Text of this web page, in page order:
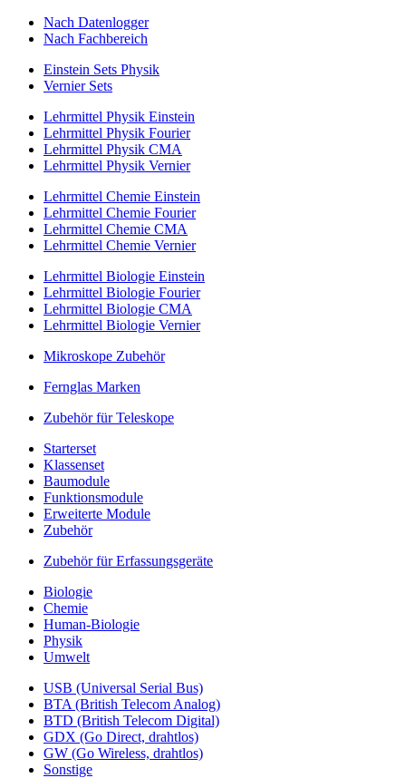
Nach Datenlogger
Nach Fachbereich
Einstein Sets Physik
Vernier Sets
Lehrmittel Physik Einstein
Lehrmittel Physik Fourier
Lehrmittel Physik CMA
Lehrmittel Physik Vernier
Lehrmittel Chemie Einstein
Lehrmittel Chemie Fourier
Lehrmittel Chemie CMA
Lehrmittel Chemie Vernier
Lehrmittel Biologie Einstein
Lehrmittel Biologie Fourier
Lehrmittel Biologie CMA
Lehrmittel Biologie Vernier
Mikroskope Zubehör
Fernglas Marken
Zubehör für Teleskope
Starterset
Klassenset
Baumodule
Funktionsmodule
Erweiterte Module
Zubehör
Zubehör für Erfassungsgeräte
Biologie
Chemie
Human-Biologie
Physik
Umwelt
USB (Universal Serial Bus)
BTA (British Telecom Analog)
BTD (British Telecom Digital)
GDX (Go Direct, drahtlos)
GW (Go Wireless, drahtlos)
Sonstige